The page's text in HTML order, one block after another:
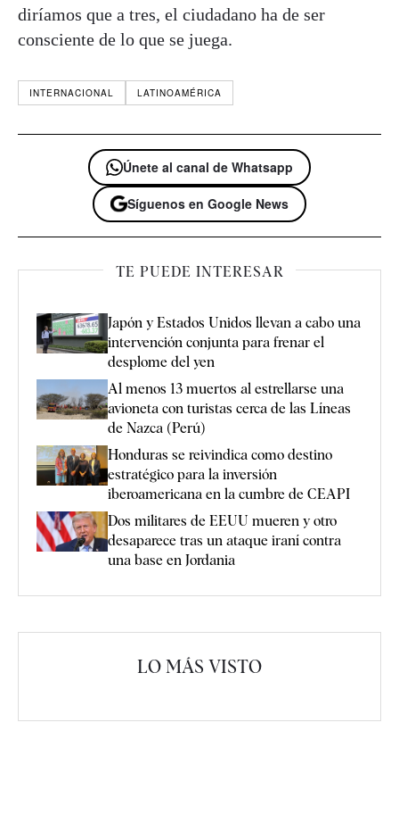
diríamos que a tres, el ciudadano ha de ser
consciente de lo que se juega.
INTERNACIONAL LATINOAMÉRICA
Únete al canal de Whatsapp
Síguenos en Google News
TE PUEDE INTERESAR
Japón y Estados Unidos llevan a cabo una
intervención conjunta para frenar el
desplome del yen
Al menos 13 muertos al estrellarse una
avioneta con turistas cerca de las Líneas
de Nazca (Perú)
Honduras se reivindica como destino
estratégico para la inversión
iberoamericana en la cumbre de CEAPI
Dos militares de EEUU mueren y otro
desaparece tras un ataque iraní contra
una base en Jordania
LO MÁS VISTO